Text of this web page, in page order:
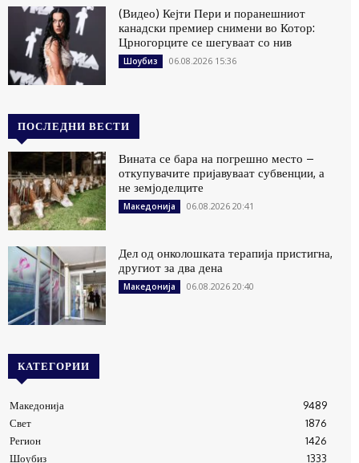
(Видео) Кејти Пери и поранешниот
канадски премиер снимени во Котор:
Црногорците се шегуваат со нив
Шоубиз 06.08.2026 15:36
ПОСЛЕДНИ ВЕСТИ
Вината се бара на погрешно место –
откупувачите пријавуваат субвенции, а
не земјоделците
Македонија 06.08.2026 20:41
Дел од онколошката терапија пристигна,
другиот за два дена
Македонија 06.08.2026 20:40
КАТЕГОРИИ
Македонија
9489
Свет
1876
Регион
1426
Шоубиз
1333